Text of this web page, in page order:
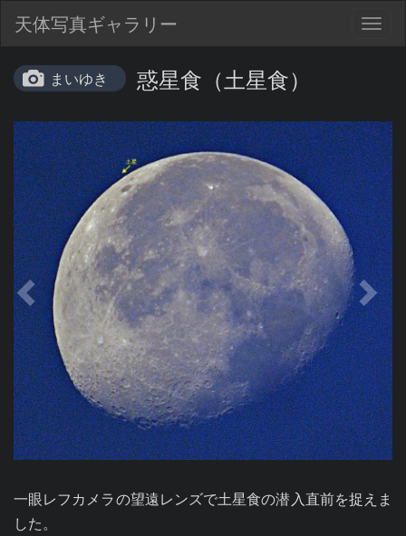
天体写真ギャラリー
まいゆき 惑星食（土星食）
一眼レフカメラの望遠レンズで土星食の潜入直前を捉えま
した。